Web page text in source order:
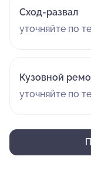
Сход-развал
уточняйте по
Кузовной
уточняйте по